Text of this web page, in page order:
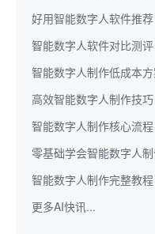
好用智能数字人软件推荐
智能数字人软件对比测评
智能数字人制作低成本
高效智能数字人制作技巧
智能数字人制作核心流程
零基础学会智能数字人
智能数字人制作完整教程
更多AI快讯...